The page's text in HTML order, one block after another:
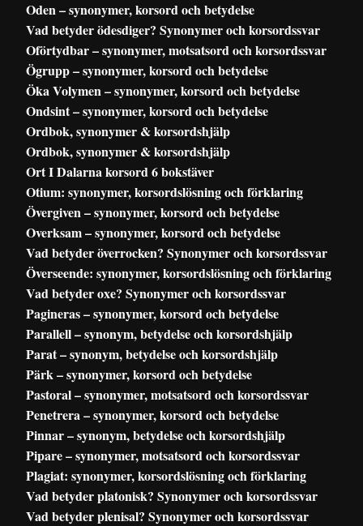
Oden – synonymer, korsord och betydelse
Vad betyder ödesdiger? Synonymer och korsordssvar
Oförtydbar – synonymer, motsatsord och korsordssvar
Ögrupp – synonymer, korsord och betydelse
Öka Volymen – synonymer, korsord och betydelse
Ondsint – synonymer, korsord och betydelse
Ordbok, synonymer & korsordshjälp
Ordbok, synonymer & korsordshjälp
Ort I Dalarna korsord 6 bokstäver
Otium: synonymer, korsordslösning och förklaring
Övergiven – synonymer, korsord och betydelse
Overksam – synonymer, korsord och betydelse
Vad betyder överrocken? Synonymer och korsordssvar
Överseende: synonymer, korsordslösning och förklaring
Vad betyder oxe? Synonymer och korsordssvar
Pagineras – synonymer, korsord och betydelse
Parallell – synonym, betydelse och korsordshjälp
Parat – synonym, betydelse och korsordshjälp
Pärk – synonymer, korsord och betydelse
Pastoral – synonymer, motsatsord och korsordssvar
Penetrera – synonymer, korsord och betydelse
Pinnar – synonym, betydelse och korsordshjälp
Pipare – synonymer, motsatsord och korsordssvar
Plagiat: synonymer, korsordslösning och förklaring
Vad betyder platonisk? Synonymer och korsordssvar
Vad betyder plenisal? Synonymer och korsordssvar